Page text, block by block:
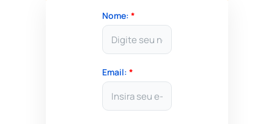
Nome: *
Email: *